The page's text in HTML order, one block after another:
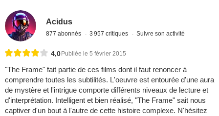
Acidus
877 abonnés 3 957 critiques Suivre son activité
4,0 Publiée le 5 février 2015
"The Frame" fait partie de ces films dont il faut renoncer à
comprendre toutes les subtilités. L'oeuvre est entourée d'une aura
de mystère et l'intrigue comporte différents niveaux de lecture et
d'interprétation. Intelligent et bien réalisé, "The Frame" sait nous
captiver d'un bout à l'autre de cette histoire complexe. N'hésitez